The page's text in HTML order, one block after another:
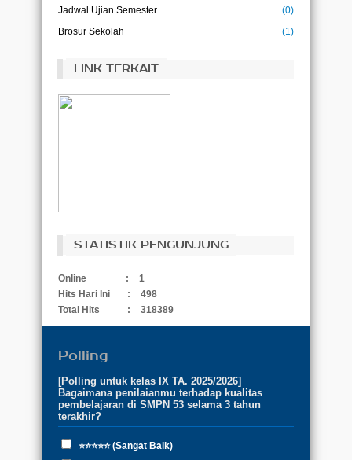
Jadwal Ujian Semester
(0)
Brosur Sekolah
(1)
LINK TERKAIT
STATISTIK PENGUNJUNG
Online :
1
Hits Hari Ini
:
498
Total Hits
: 318389
Polling
[Polling untuk kelas IX TA. 2025/2026]
Bagaimana penilaianmu terhadap kualitas
pembelajaran di SMPN 53 selama 3 tahun
terakhir?
⭐⭐⭐⭐⭐ (Sangat Baik)